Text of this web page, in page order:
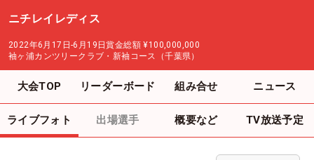
ニチレイレディス
2022年6月17日-6月19日賞金総額 ¥100,000,000
袖ヶ浦カンツリークラブ・新袖コース（千葉県）
大会TOP リーダーボード 組み合せ ニュース
ライブフォト 出場選手 概要など TV放送予定